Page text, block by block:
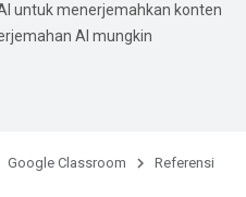
untuk menerjemahkan konten
AI mungkin
Google Classroom Referensi